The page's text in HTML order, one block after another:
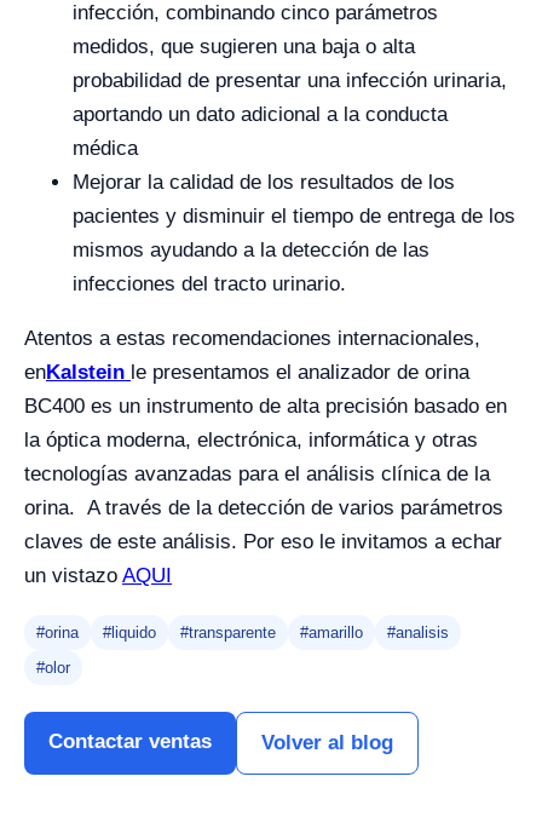
infección, combinando cinco parámetros
medidos, que sugieren una baja o alta
probabilidad de presentar una infección urinaria,
aportando un dato adicional a la conducta
médica
Mejorar la calidad de los resultados de los
pacientes y disminuir el tiempo de entrega de los
mismos ayudando a la detección de las
infecciones del tracto urinario.
Atentos a estas recomendaciones internacionales,
enKalstein le presentamos el analizador de orina
BC400 es un instrumento de alta precisión basado en
la óptica moderna, electrónica, informática y otras
tecnologías avanzadas para el análisis clínica de la
orina. A través de la detección de varios parámetros
claves de este análisis. Por eso le invitamos a echar
un vistazo AQUI
#orina #liquido #transparente #amarillo
#analisis
#olor
Contactar ventas Volver al blog